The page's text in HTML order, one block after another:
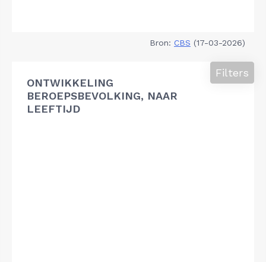
Bron: CBS (17-03-2026)
ONTWIKKELING
BEROEPSBEVOLKING, NAAR
LEEFTIJD
Filters